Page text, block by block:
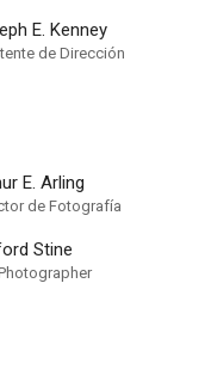
E. Kenney
de Dirección
E. Arling
de Fotografía
Stine